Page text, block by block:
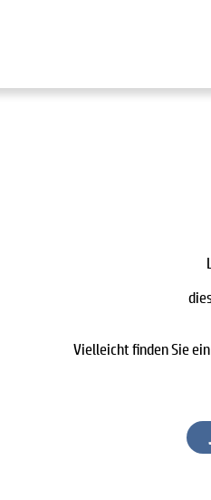
Vielleicht finden Sie